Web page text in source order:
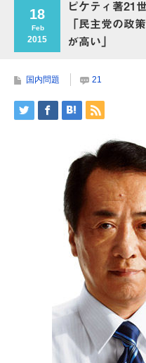
18
Feb
2015
ピケティ著21
「民主党の政
が高い」
国内問題 21